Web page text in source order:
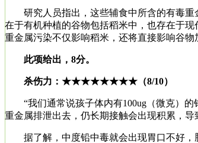
研究人员指出，这些辅食中所含的有毒重
在于有机种植的谷物包括稻米中，也存在于
重金属污染不仅影响稻米，还将直接影响谷
此项给出，8分。
杀伤力：★★★★★★★★（8/10）
“我们通常说孩子体内有100ug（微克）的
重金属排泄出去，仍长期接触会出现积累，导
据了解，中度铅中毒就会出现胃口不好，